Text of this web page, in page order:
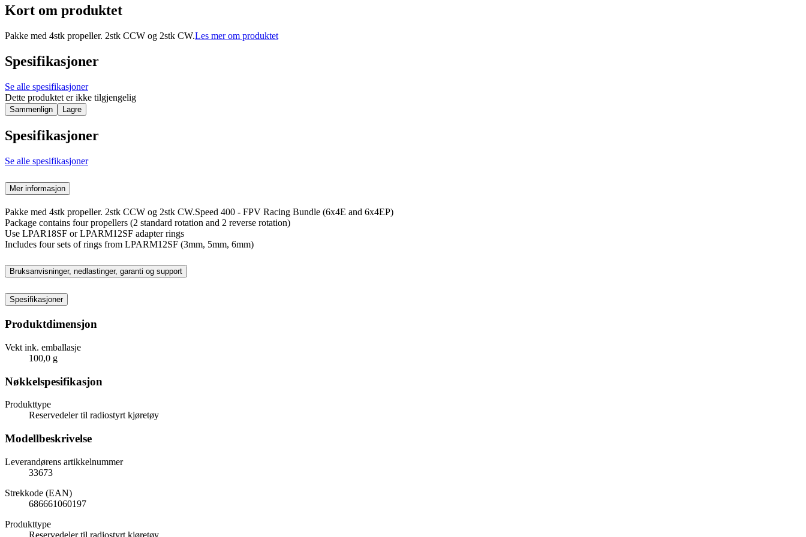
Kort om produktet
Pakke med 4stk propeller. 2stk CCW og 2stk CW.Les mer om produktet
Spesifikasjoner
Se alle spesifikasjoner
Dette produktet er ikke tilgjengelig
Sammenlign Lagre
Spesifikasjoner
Se alle spesifikasjoner
Mer informasjon
Pakke med 4stk propeller. 2stk CCW og 2stk CW.Speed 400 - FPV Racing Bundle (6x4E and 6x4EP)
Package contains four propellers (2 standard rotation and 2 reverse rotation)
Use LPAR18SF or LPARM12SF adapter rings
Includes four sets of rings from LPARM12SF (3mm, 5mm, 6mm)
Bruksanvisninger, nedlastinger, garanti og support
Spesifikasjoner
Produktdimensjon
Vekt ink. emballasje
100,0 g
Nøkkelspesifikasjon
Produkttype
Reservedeler til radiostyrt kjøretøy
Modellbeskrivelse
Leverandørens artikkelnummer
33673
Strekkode (EAN)
686661060197
Produkttype
Reservedeler til radiostyrt kjøretøy